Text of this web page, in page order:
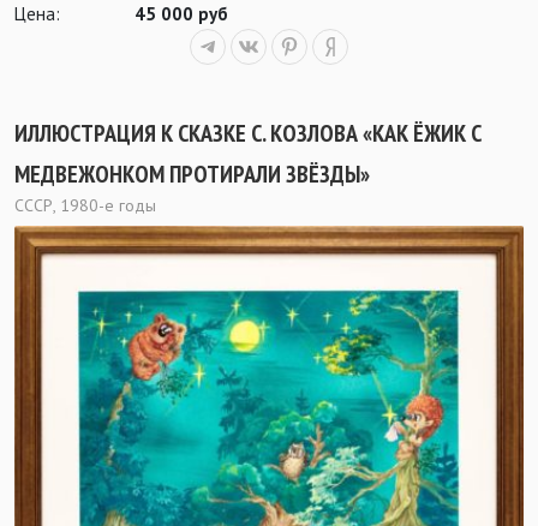
Цена:
45 000 руб
ИЛЛЮСТРАЦИЯ К СКАЗКЕ С. КОЗЛОВА «КАК ЁЖИК С
МЕДВЕЖОНКОМ ПРОТИРАЛИ ЗВЁЗДЫ»
СССР, 1980-е годы